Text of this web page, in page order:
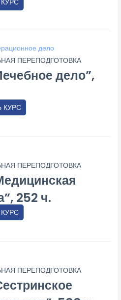
ПЕРЕПОДГОТОВКА
дело”,
КУРС
ПЕРЕПОДГОТОВКА
252 ч.
ПЕРЕПОДГОТОВКА